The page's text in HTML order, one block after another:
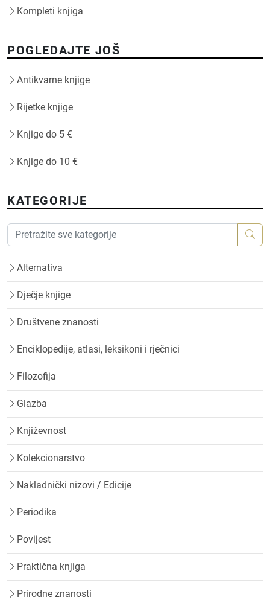
Kompleti knjiga
POGLEDAJTE JOŠ
Antikvarne knjige
Rijetke knjige
Knjige do 5 €
Knjige do 10 €
KATEGORIJE
Alternativa
Dječje knjige
Društvene znanosti
Enciklopedije, atlasi, leksikoni i rječnici
Filozofija
Glazba
Književnost
Kolekcionarstvo
Nakladnički nizovi / Edicije
Periodika
Povijest
Praktična knjiga
Prirodne znanosti